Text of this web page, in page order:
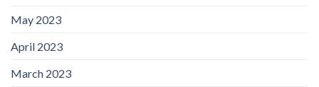
May 2023
April 2023
March 2023